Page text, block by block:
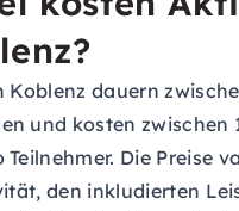
Koblenz dauern
und kosten zwischen
Teilnehmer. Die Preise
den inkludierten